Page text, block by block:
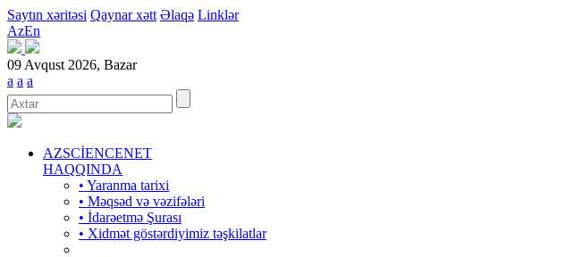
Saytın xəritəsi Qaynar xətt Əlaqə Linklər
AzEn
09 Avqust 2026, Bazar
a a a
AZSCİENCENET
HAQQINDA
• Yaranma tarixi
• Məqsəd və vəzifələri
• İdarəetmə Şurası
• Xidmət göstərdiyimiz təşkilatlar